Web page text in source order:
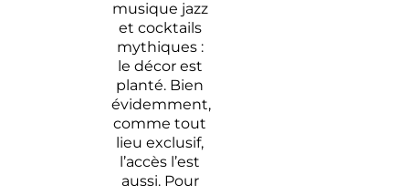
musique jazz
et cocktails
mythiques :
le décor est
planté. Bien
évidemment,
comme tout
lieu exclusif,
l’accès l’est
aussi. Pour